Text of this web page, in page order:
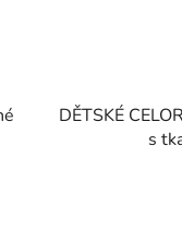
DĚTSKÉ
s